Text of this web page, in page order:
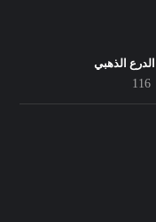
116